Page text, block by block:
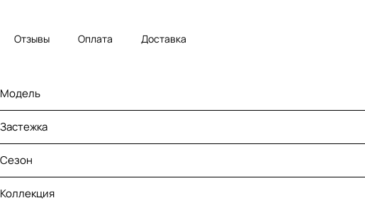
Отзывы Оплата Доставка
Модель
Застежка
Сезон
Коллекция